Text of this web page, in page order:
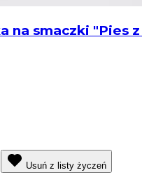
na smaczki "Pies z
Usuń z listy życzeń